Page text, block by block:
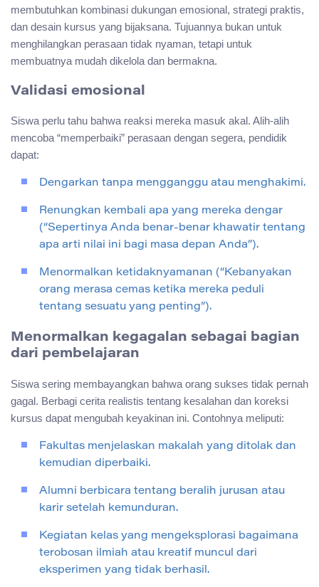
membutuhkan kombinasi dukungan emosional, strategi praktis,
dan desain kursus yang bijaksana. Tujuannya bukan untuk
menghilangkan perasaan tidak nyaman, tetapi untuk
membuatnya mudah dikelola dan bermakna.
Validasi emosional
Siswa perlu tahu bahwa reaksi mereka masuk akal. Alih-alih
mencoba “memperbaiki” perasaan dengan segera, pendidik
dapat:
Dengarkan tanpa mengganggu atau menghakimi.
Renungkan kembali apa yang mereka dengar
(“Sepertinya Anda benar-benar khawatir tentang
apa arti nilai ini bagi masa depan Anda”).
Menormalkan ketidaknyamanan (“Kebanyakan
orang merasa cemas ketika mereka peduli
tentang sesuatu yang penting”).
Menormalkan kegagalan sebagai bagian
dari pembelajaran
Siswa sering membayangkan bahwa orang sukses tidak pernah
gagal. Berbagi cerita realistis tentang kesalahan dan koreksi
kursus dapat mengubah keyakinan ini. Contohnya meliputi:
Fakultas menjelaskan makalah yang ditolak dan
kemudian diperbaiki.
Alumni berbicara tentang beralih jurusan atau
karir setelah kemunduran.
Kegiatan kelas yang mengeksplorasi bagaimana
terobosan ilmiah atau kreatif muncul dari
eksperimen yang tidak berhasil.